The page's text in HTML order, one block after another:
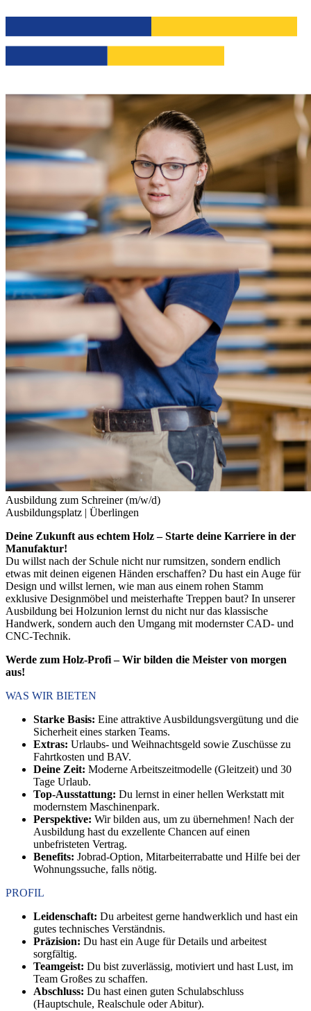
Ausbildung zum Schreiner (m/w/d)
Ausbildungsplatz | Überlingen
Deine Zukunft aus echtem Holz – Starte deine Karriere in der
Manufaktur!
Du willst nach der Schule nicht nur rumsitzen, sondern endlich
etwas mit deinen eigenen Händen erschaffen? Du hast ein Auge für
Design und willst lernen, wie man aus einem rohen Stamm
exklusive Designmöbel und meisterhafte Treppen baut? In unserer
Ausbildung bei Holzunion lernst du nicht nur das klassische
Handwerk, sondern auch den Umgang mit modernster CAD- und
CNC-Technik.
Werde zum Holz-Profi – Wir bilden die Meister von morgen
aus!
WAS WIR BIETEN
Starke Basis: Eine attraktive Ausbildungsvergütung und die
Sicherheit eines starken Teams.
Extras: Urlaubs- und Weihnachtsgeld sowie Zuschüsse zu
Fahrtkosten und BAV.
Deine Zeit: Moderne Arbeitszeitmodelle (Gleitzeit) und 30
Tage Urlaub.
Top-Ausstattung: Du lernst in einer hellen Werkstatt mit
modernstem Maschinenpark.
Perspektive: Wir bilden aus, um zu übernehmen! Nach der
Ausbildung hast du exzellente Chancen auf einen
unbefristeten Vertrag.
Benefits: Jobrad-Option, Mitarbeiterrabatte und Hilfe bei der
Wohnungssuche, falls nötig.
PROFIL
Leidenschaft: Du arbeitest gerne handwerklich und hast ein
gutes technisches Verständnis.
Präzision: Du hast ein Auge für Details und arbeitest
sorgfältig.
Teamgeist: Du bist zuverlässig, motiviert und hast Lust, im
Team Großes zu schaffen.
Abschluss: Du hast einen guten Schulabschluss
(Hauptschule, Realschule oder Abitur).